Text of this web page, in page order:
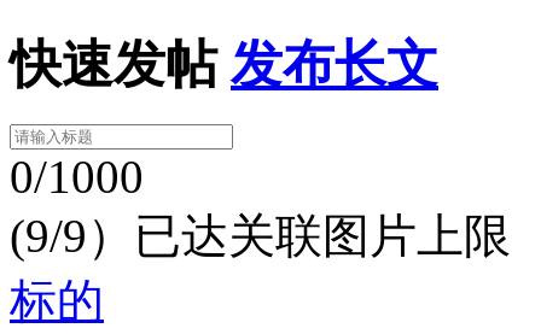
快速发帖 发布长文
0/1000
(9/9）已达关联图片上限
标的